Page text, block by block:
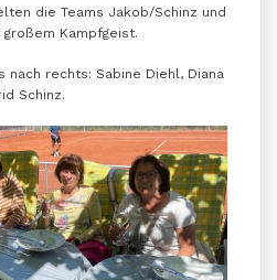
die Teams Jakob/Schinz und
Kampfgeist.
nach rechts: Sabine Diehl, Diana
Schinz.